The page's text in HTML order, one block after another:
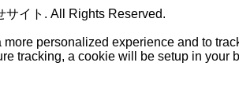
サイト. All Rights Reserved.
personalized experience and to
tracking, a cookie will be setup in your